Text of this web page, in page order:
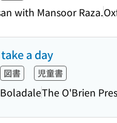
with Mansoor Raza.
a day
図書 児童書
The O'Brien